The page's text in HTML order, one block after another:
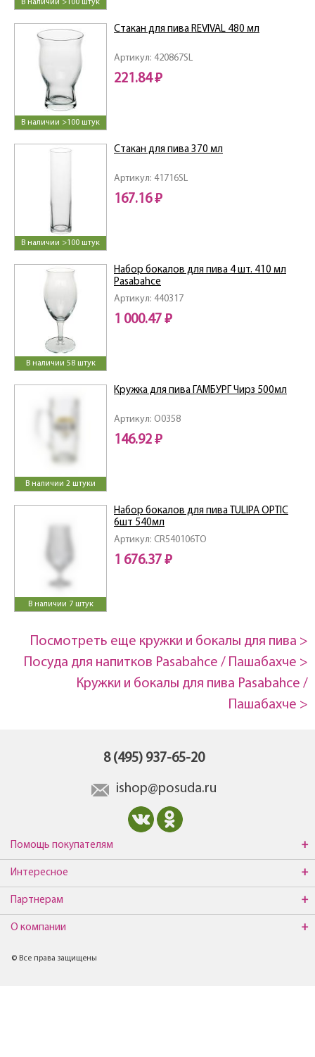
В наличии >100 штук
В наличии >100 штук
Артикул: 420867SL
Стакан для пива REVIVAL 480 мл
221.84 ₽
В наличии >100 штук
Артикул: 41716SL
Стакан для пива 370 мл
167.16 ₽
В наличии 58 штук
Артикул: 440317
Набор бокалов для пива 4 шт. 410 мл
Pasabahce
1 000.47 ₽
В наличии 2 штуки
Артикул: O0358
Кружка для пива ГАМБУРГ Чирз 500мл
146.92 ₽
В наличии 7 штук
Артикул: CR540106TO
Набор бокалов для пива TULIPA OPTIC
6шт 540мл
1 676.37 ₽
Посмотреть еще кружки и бокалы для пива >
Посуда для напитков Pasabahce / Пашабахче >
Кружки и бокалы для пива Pasabahce /
Пашабахче >
8 (495) 937-65-20
ishop@posuda.ru
Помощь покупателям
Интересное
Партнерам
О компании
© Все права защищены